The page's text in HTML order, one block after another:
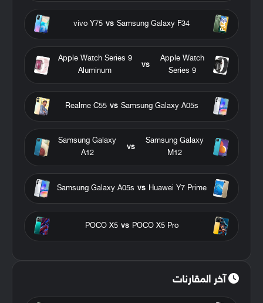
Samsung Galaxy F34
vs
vivo Y75
Apple Watch
Series 9
vs
Apple Watch Series 9
Aluminum
Samsung Galaxy A05s
vs
Realme C55
Samsung Galaxy
M12
vs
Samsung Galaxy
A12
Huawei Y7 Prime
vs
Samsung Galaxy A05s
POCO X5 Pro
vs
POCO X5
آخر المقارنات